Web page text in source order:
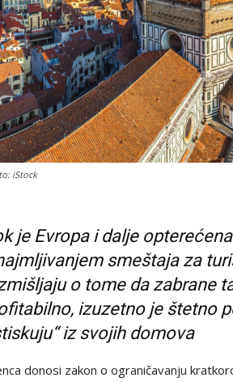
iStock
je Evropa i dalje
smeštaja za
o tome da zabrane
izuzetno je štetno
iz svojih domova
donosi zakon o ograničavanju